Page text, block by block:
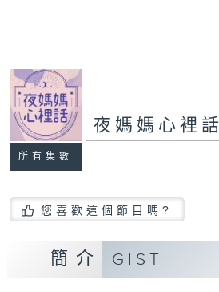
所有集數
夜媽媽心裡話
您喜歡這個節目嗎?
簡介 GIST